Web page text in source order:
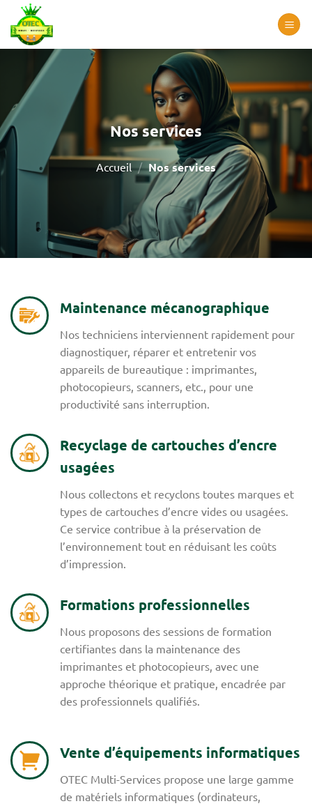
Passer
au
contenu
Nos services
Accueil / Nos services
Maintenance mécanographique
Nos techniciens interviennent rapidement pour
diagnostiquer, réparer et entretenir vos
appareils de bureautique : imprimantes,
photocopieurs, scanners, etc., pour une
productivité sans interruption.
Recyclage de cartouches d’encre
usagées
Nous collectons et recyclons toutes marques et
types de cartouches d’encre vides ou usagées.
Ce service contribue à la préservation de
l’environnement tout en réduisant les coûts
d’impression.
Formations professionnelles
Nous proposons des sessions de formation
certifiantes dans la maintenance des
imprimantes et photocopieurs, avec une
approche théorique et pratique, encadrée par
des professionnels qualifiés.
Vente d’équipements informatiques
OTEC Multi-Services propose une large gamme
de matériels informatiques (ordinateurs,